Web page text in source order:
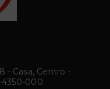
- Casa, Centro -
000